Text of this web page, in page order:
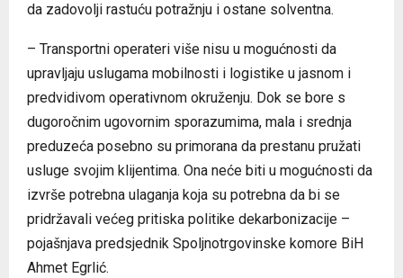
da zadovolji rastuću potražnju i ostane solventna.
– Transportni operateri više nisu u mogućnosti da
upravljaju uslugama mobilnosti i logistike u jasnom i
predvidivom operativnom okruženju. Dok se bore s
dugoročnim ugovornim sporazumima, mala i srednja
preduzeća posebno su primorana da prestanu pružati
usluge svojim klijentima. Ona neće biti u mogućnosti da
izvrše potrebna ulaganja koja su potrebna da bi se
pridržavali većeg pritiska politike dekarbonizacije –
pojašnjava predsjednik Spoljnotrgovinske komore BiH
Ahmet Egrlić.